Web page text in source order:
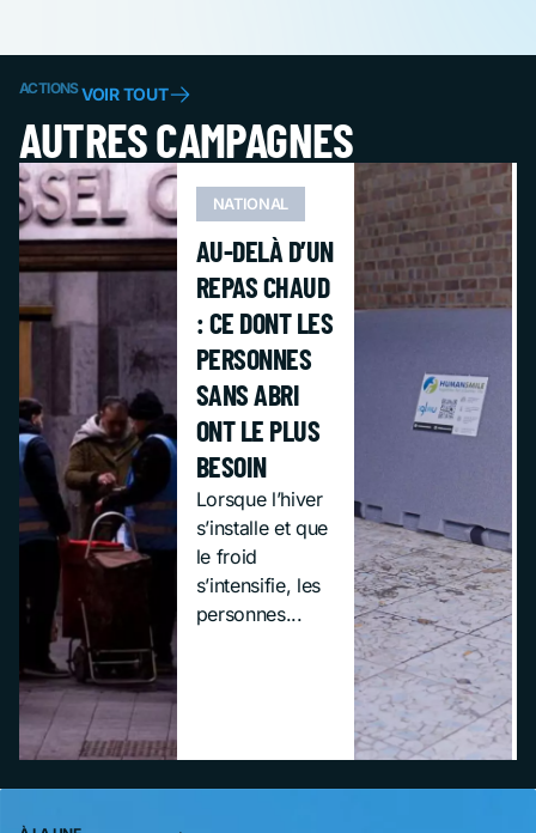
ACTIONSVOIR TOUT
AUTRES CAMPAGNES
NATIONAL
AU-DELÀ D’UN
REPAS CHAUD
: CE DONT LES
PERSONNES
SANS ABRI
ONT LE PLUS
BESOIN
Lorsque l’hiver
s’installe et que
le froid
s’intensifie, les
personnes...